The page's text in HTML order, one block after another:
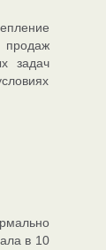
задач
в 10